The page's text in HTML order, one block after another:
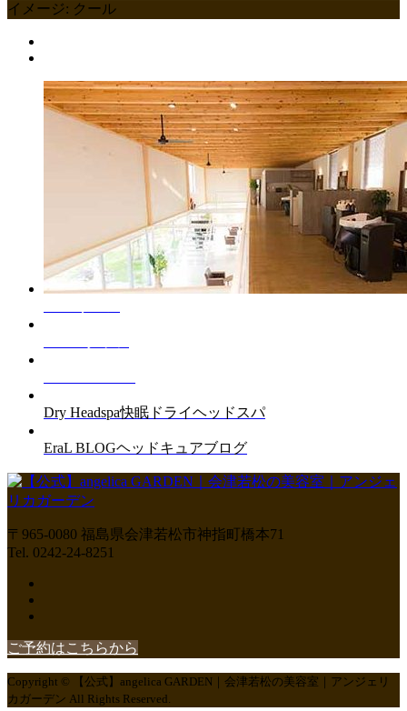
イメージ: クール
Dry Headspa快眠ドライヘッドスパ
EraL BLOGヘッドキュアブログ
〒965-0080 福島県会津若松市神指町橋本71
Tel. 0242-24-8251
ご予約はこちらから
Copyright © 【公式】angelica GARDEN｜会津若松の美容室｜アンジェリ
カガーデン All Rights Reserved.